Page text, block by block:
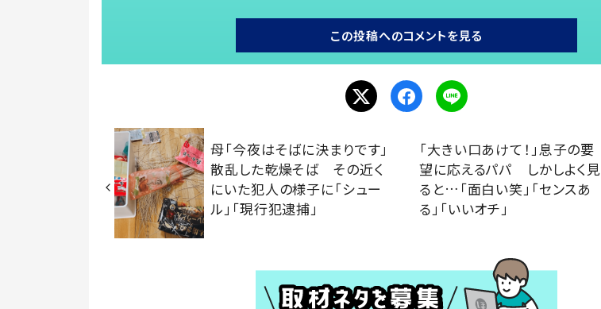
この投稿へのコメントを見る
母「今夜はそばに決まりです」
散乱した乾燥そば その近く
にいた犯人の様子に「シュー
ル」「現行犯逮捕」
「大きい口あけて！」息子の要
望に応えるパパ しかしよく見
ると…「面白い笑」「センスあ
る」「いいオチ」